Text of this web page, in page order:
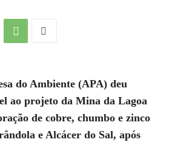
do Ambiente (APA) deu
ao projeto da Mina da Lagoa
de cobre, chumbo e zinco
e Alcácer do Sal, após